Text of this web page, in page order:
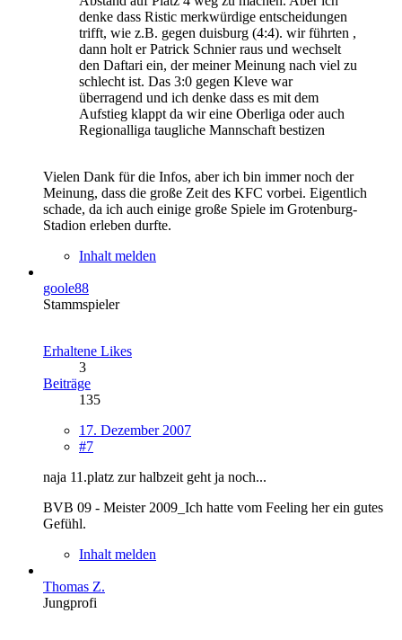
denke dass Ristic merkwürdige entscheidungen
trifft, wie z.B. gegen duisburg (4:4). wir führten ,
dann holt er Patrick Schnier raus und wechselt
den Daftari ein, der meiner Meinung nach viel zu
schlecht ist. Das 3:0 gegen Kleve war
überragend und ich denke dass es mit dem
Aufstieg klappt da wir eine Oberliga oder auch
Regionalliga taugliche Mannschaft bestizen
Vielen Dank für die Infos, aber ich bin immer noch der
Meinung, dass die große Zeit des KFC vorbei. Eigentlich
schade, da ich auch einige große Spiele im Grotenburg-
Stadion erleben durfte.
Inhalt melden
goole88
Stammspieler
Erhaltene Likes
3
Beiträge
135
17. Dezember 2007
#7
naja 11.platz zur halbzeit geht ja noch...
BVB 09 - Meister 2009_Ich hatte vom Feeling her ein gutes
Gefühl.
Inhalt melden
Thomas Z.
Jungprofi